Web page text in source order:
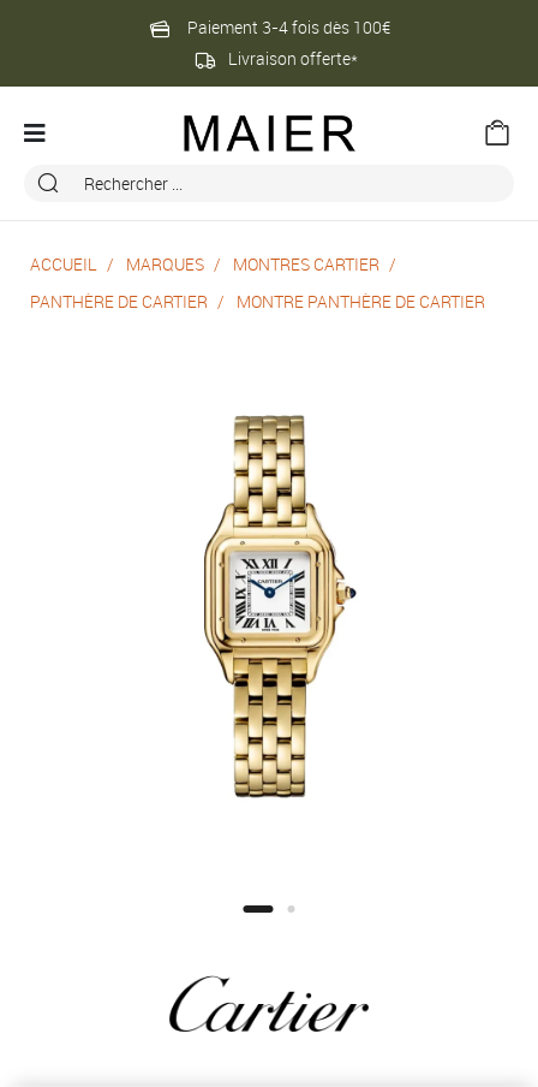
Paiement 3-4 fois dès 100€
Livraison offerte*
ACCUEIL MARQUES
MONTRES CARTIER
PANTHÈRE DE CARTIER
MONTRE PANTHÈRE DE CARTIER